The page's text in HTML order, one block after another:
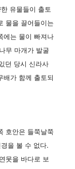
유물들이 출토
물을 끌어들이는
에는 물이 빠져나
무 마개가 발굴
던 당시 신라사
배가 함께 출토되
호안은 들쭉날쭉
을 볼 수 없다.
못을 바다로 보